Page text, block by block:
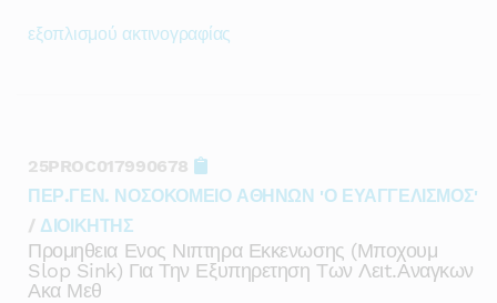
εξοπλισμού ακτινογραφίας
25PROC017990678
ΠΕΡ.ΓΕΝ. ΝΟΣΟΚΟΜΕΙΟ ΑΘΗΝΩΝ 'Ο ΕΥΑΓΓΕΛΙΣΜΟΣ'
/ ΔΙΟΙΚΗΤΗΣ
Προμηθεια Ενος Νιπτηρα Εκκενωσης (μποχουμ
Slop Sink) Για Την Εξυπηρετηση Των Λειt.αναγκων
Ακα Μεθ